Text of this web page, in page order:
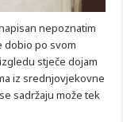
nepoznatim
dobio po svom
stječe dojam
iz srednjovjekovne
sadržaju može tek